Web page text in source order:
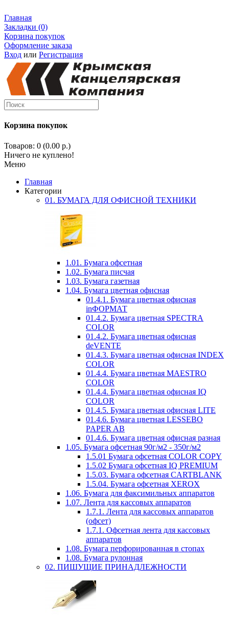
Главная
Закладки (0)
Корзина покупок
Оформление заказа
Вход или Регистрация
Корзина покупок
Товаров: 0 (0.00 р.)
Ничего не куплено!
Меню
Главная
Категории
01. БУМАГА ДЛЯ ОФИСНОЙ ТЕХНИКИ
1.01. Бумага офсетная
1.02. Бумага писчая
1.03. Бумага газетная
1.04. Бумага цветная офисная
01.4.1. Бумага цветная офисная
inФОРМАТ
01.4.2. Бумага цветная SPECTRA
COLOR
01.4.2. Бумага цветная офисная
deVENTE
01.4.3. Бумага цветная офисная INDEX
COLOR
01.4.4. Бумага цветная MAESTRO
COLOR
01.4.4. Бумага цветная офисная IQ
COLOR
01.4.5. Бумага цветная офисная LITE
01.4.6. Бумага цветная LESSEBO
PAPER AB
01.4.6. Бумага цветная офисная разная
1.05. Бумага офсетная 90г/м2 - 350г/м2
1.5.01 Бумага офсетная COLOR COPY
1.5.02 Бумага офсетная IQ PREMIUM
1.5.03. Бумага офсетная CARTBLANK
1.5.04. Бумага офсетная XEROX
1.06. Бумага для факсимильных аппаратов
1.07. Лента для кассовых аппаратов
1.7.1. Лента для кассовых аппаратов
(офсет)
1.7.1. Офсетная лента для кассовых
аппаратов
1.08. Бумага перфорированная в стопах
1.08. Бумага рулонная
02. ПИШУЩИЕ ПРИНАДЛЕЖНОСТИ